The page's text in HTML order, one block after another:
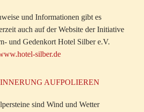
und Informationen gibt es
auch auf der Website der Initiative
und Gedenkort Hotel Silber e.V.
silber.de
AUFPOLIEREN
sind Wind und Wetter